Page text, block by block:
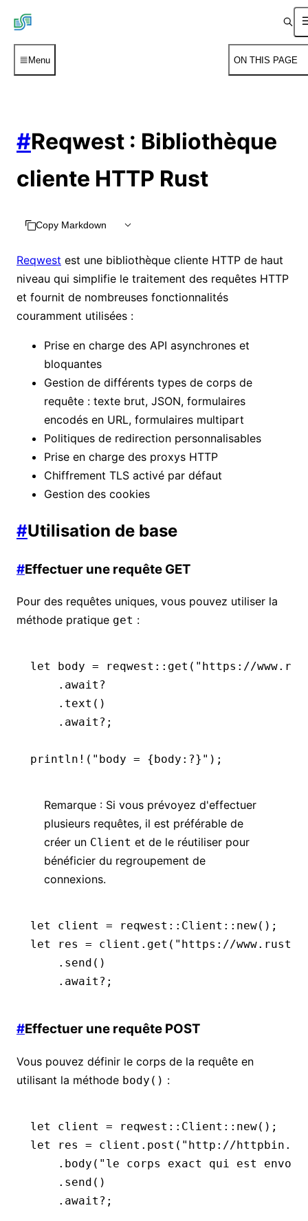
Menu ON THIS PAGE
#Reqwest : Bibliothèque
cliente HTTP Rust
Copy Markdown
Reqwest est une bibliothèque cliente HTTP de haut
niveau qui simplifie le traitement des requêtes HTTP
et fournit de nombreuses fonctionnalités
couramment utilisées :
Prise en charge des API asynchrones et
bloquantes
Gestion de différents types de corps de
requête : texte brut, JSON, formulaires
encodés en URL, formulaires multipart
Politiques de redirection personnalisables
Prise en charge des proxys HTTP
Chiffrement TLS activé par défaut
Gestion des cookies
#Utilisation de base
#Effectuer une requête GET
Pour des requêtes uniques, vous pouvez utiliser la
méthode pratique get :
let body = reqwest :: get ( "https://
    .await?
    .
text ()
    .await?
;
println! ( "body = {body:?}" );
Remarque : Si vous prévoyez d'effectuer
plusieurs requêtes, il est préférable de
créer un Client et de le réutiliser pour
bénéficier du regroupement de
connexions.
let client = reqwest :: Client :: new();
let
res = client . get ( "https://www.rust-
    .
send ()
    .await?
;
#Effectuer une requête POST
Vous pouvez définir le corps de la requête en
utilisant la méthode body() :
let client = reqwest :: Client :: new();
let
res = client . post ( "http://
    .
body ( "le corps exact qui est
    .
send ()
    .await?
;